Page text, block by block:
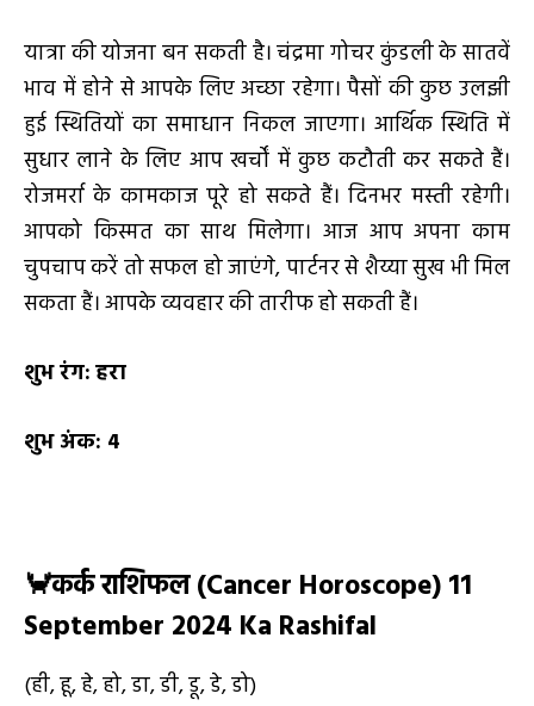
यात्रा की योजना बन सकती है। चंद्रमा गोचर कुंडली के सातवें
भाव में होने से आपके लिए अच्छा रहेगा। पैसों की कुछ उलझी
हुई स्थितियों का समाधान निकल जाएगा। आर्थिक स्थिति में
सुधार लाने के लिए आप खर्चों में कुछ कटौती कर सकते हैं।
रोजमर्रा के कामकाज पूरे हो सकते हैं। दिनभर मस्ती रहेगी।
आपको किस्मत का साथ मिलेगा। आज आप अपना काम
चुपचाप करें तो सफल हो जाएंगे, पार्टनर से शैय्या सुख भी मिल
सकता हैं। आपके व्यवहार की तारीफ हो सकती हैं।
शुभ रंग:हरा
शुभ अंक: 4
🦀कर्क राशिफल (Cancer Horoscope) 11
September 2024 Ka Rashifal
(ही, हू, हे, हो, डा, डी, डू, डे, डो)